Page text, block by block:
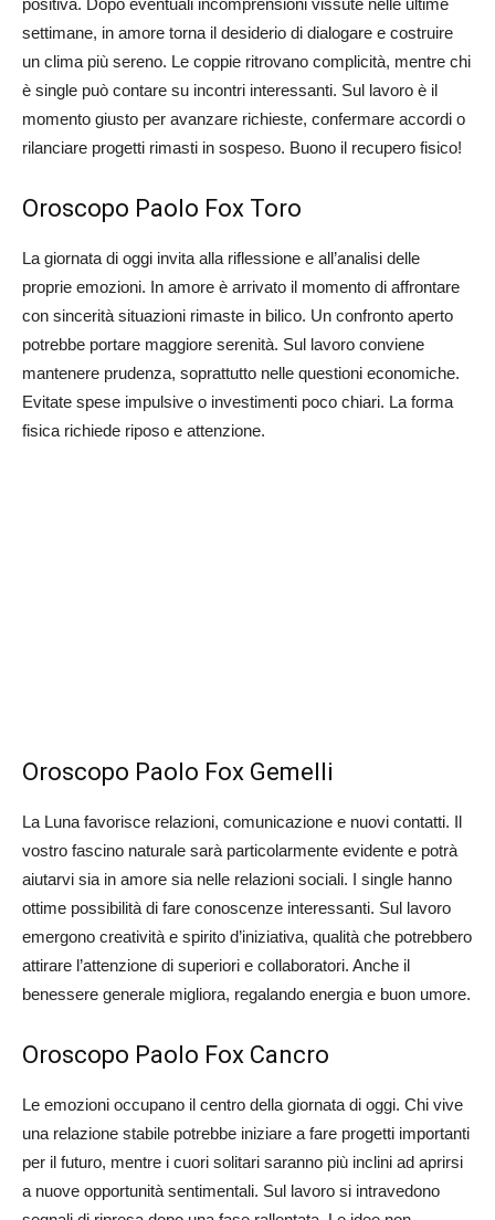
positiva. Dopo eventuali incomprensioni vissute nelle ultime
settimane, in amore torna il desiderio di dialogare e costruire
un clima più sereno. Le coppie ritrovano complicità, mentre chi
è single può contare su incontri interessanti. Sul lavoro è il
momento giusto per avanzare richieste, confermare accordi o
rilanciare progetti rimasti in sospeso. Buono il recupero fisico!
Oroscopo Paolo Fox Toro
La giornata di oggi invita alla riflessione e all’analisi delle
proprie emozioni. In amore è arrivato il momento di affrontare
con sincerità situazioni rimaste in bilico. Un confronto aperto
potrebbe portare maggiore serenità. Sul lavoro conviene
mantenere prudenza, soprattutto nelle questioni economiche.
Evitate spese impulsive o investimenti poco chiari. La forma
fisica richiede riposo e attenzione.
Oroscopo Paolo Fox Gemelli
La Luna favorisce relazioni, comunicazione e nuovi contatti. Il
vostro fascino naturale sarà particolarmente evidente e potrà
aiutarvi sia in amore sia nelle relazioni sociali. I single hanno
ottime possibilità di fare conoscenze interessanti. Sul lavoro
emergono creatività e spirito d’iniziativa, qualità che potrebbero
attirare l’attenzione di superiori e collaboratori. Anche il
benessere generale migliora, regalando energia e buon umore.
Oroscopo Paolo Fox Cancro
Le emozioni occupano il centro della giornata di oggi. Chi vive
una relazione stabile potrebbe iniziare a fare progetti importanti
per il futuro, mentre i cuori solitari saranno più inclini ad aprirsi
a nuove opportunità sentimentali. Sul lavoro si intravedono